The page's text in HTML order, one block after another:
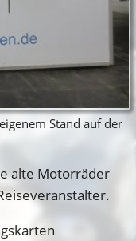
Stand auf der
alte Motorräder